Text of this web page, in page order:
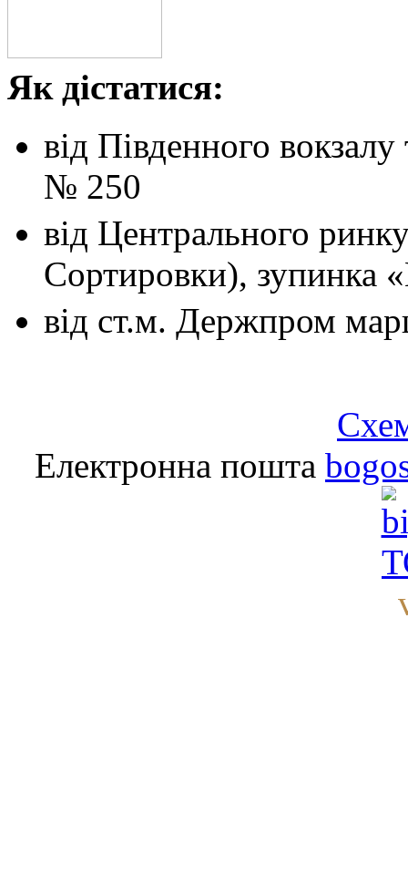
Як дістатися:
від Південного вокзалу
№ 250
від Центрального
Сортировки), зупинка
від ст.м. Держпром
Електронна пошта